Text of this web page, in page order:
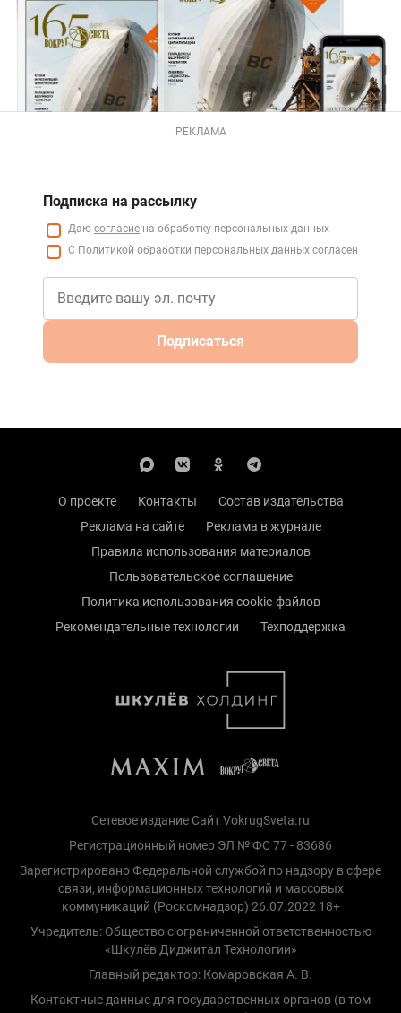
РЕКЛАМА
Подписка на рассылку
Даю согласие на обработку персональных данных
С Политикой обработки персональных данных согласен
Подписаться
О проекте Контакты
Состав издательства
Реклама на сайте
Реклама в журнале
Правила использования материалов
Пользовательское соглашение
Политика использования cookie-файлов
Рекомендательные технологии
Техподдержка
Сетевое издание Сайт VokrugSveta.ru
Регистрационный номер ЭЛ № ФС 77 - 83686
Зарегистрировано Федеральной службой по надзору в сфере
связи, информационных технологий и массовых
коммуникаций (Роскомнадзор) 26.07.2022 18+
Учредитель: Общество с ограниченной ответственностью
«Шкулёв Диджитал Технологии»
Главный редактор: Комаровская А. В.
Контактные данные для государственных органов (в том